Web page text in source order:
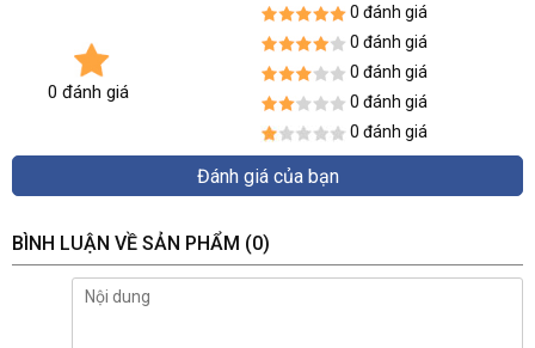
0 đánh giá
0 đánh giá
0 đánh giá
0 đánh giá
0 đánh giá
0 đánh giá
Đánh giá của bạn
BÌNH LUẬN VỀ SẢN PHẨM (0)